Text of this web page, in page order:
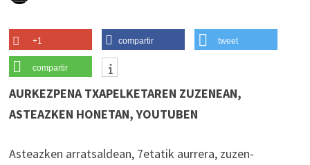
+1 compartir tweet
compartir
AURKEZPENA TXAPELKETAREN ZUZENEAN,
ASTEAZKEN HONETAN, YOUTUBEN
Asteazken arratsaldean, 7etatik aurrera, zuzen-